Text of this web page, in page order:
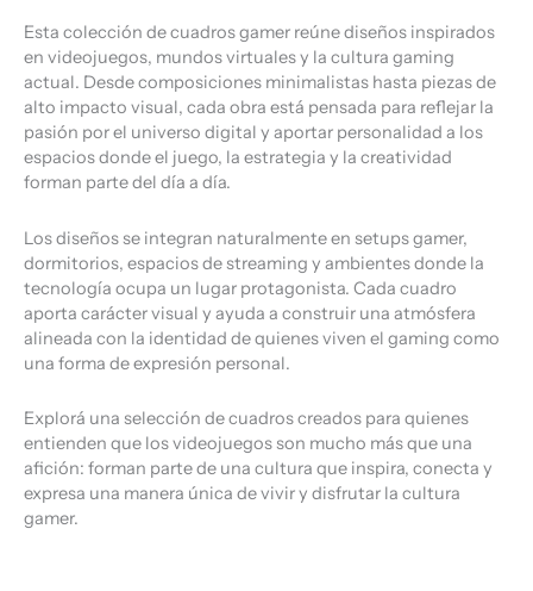
Esta colección de cuadros gamer reúne diseños inspirados
en videojuegos, mundos virtuales y la cultura gaming
actual. Desde composiciones minimalistas hasta piezas de
alto impacto visual, cada obra está pensada para reflejar la
pasión por el universo digital y aportar personalidad a los
espacios donde el juego, la estrategia y la creatividad
forman parte del día a día.
Los diseños se integran naturalmente en setups gamer,
dormitorios, espacios de streaming y ambientes donde la
tecnología ocupa un lugar protagonista. Cada cuadro
aporta carácter visual y ayuda a construir una atmósfera
alineada con la identidad de quienes viven el gaming como
una forma de expresión personal.
Explorá una selección de cuadros creados para quienes
entienden que los videojuegos son mucho más que una
afición: forman parte de una cultura que inspira, conecta y
expresa una manera única de vivir y disfrutar la cultura
gamer.